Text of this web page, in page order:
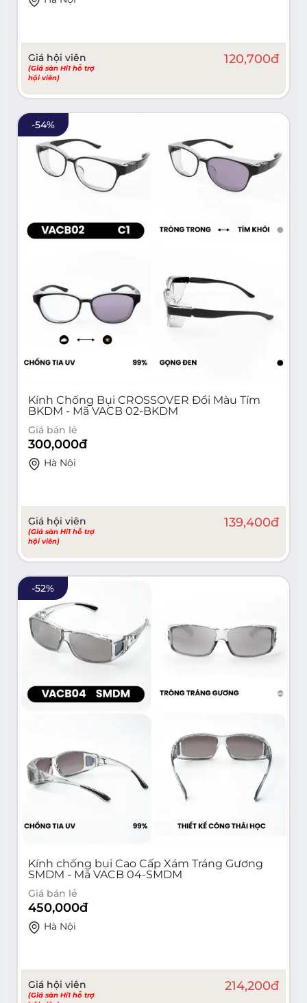
Giá hội viên
(Giá sàn Hi1 hỗ trợ
hội viên)
120,700đ
-54%
Kính Chống Bụi CROSSOVER Đổi Màu Tím
BKDM - Mã VACB 02-BKDM
Giá bán lẻ
300,000đ
Hà Nội
Giá hội viên
(Giá sàn Hi1 hỗ trợ
hội viên)
139,400đ
-52%
Kính chống bụi Cao Cấp Xám Tráng Gương
SMDM - Mã VACB 04-SMDM
Giá bán lẻ
450,000đ
Hà Nội
Giá hội viên
(Giá sàn Hi1 hỗ trợ
214,200đ